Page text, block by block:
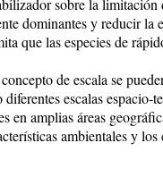
sobre la limitación
dominantes y reducir la
que las especies de
de escala se
escalas espacio-
en amplias áreas
ambientales y